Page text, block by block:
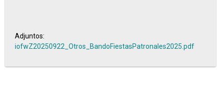
Adjuntos:
iofwZ20250922_Otros_BandoFiestasPatronales2025.pdf